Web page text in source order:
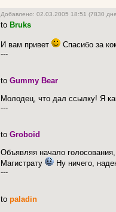
Добавлено: 02.03.2005 18:51 (7830
to Bruks
И вам привет
Спасибо за
---
to Gummy Bear
Молодец, что дал ссылку! Я
---
to Groboid
Объявляя начало
Магистрату
Ну ничего,
---
to paladin